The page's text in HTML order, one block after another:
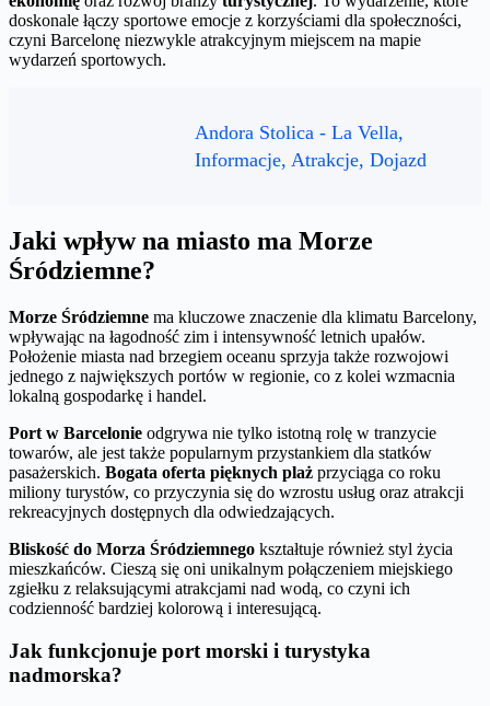
doskonale łączy sportowe emocje z korzyściami dla społeczności,
czyni Barcelonę niezwykle atrakcyjnym miejscem na mapie
wydarzeń sportowych.
Andora Stolica - La Vella,
Informacje, Atrakcje, Dojazd
Jaki wpływ na miasto ma Morze
Śródziemne?
Morze Śródziemne ma kluczowe znaczenie dla klimatu Barcelony,
wpływając na łagodność zim i intensywność letnich upałów.
Położenie miasta nad brzegiem oceanu sprzyja także rozwojowi
jednego z największych portów w regionie, co z kolei wzmacnia
lokalną gospodarkę i handel.
Port w Barcelonie odgrywa nie tylko istotną rolę w tranzycie
towarów, ale jest także popularnym przystankiem dla statków
pasażerskich. Bogata oferta pięknych plaż przyciąga co roku
miliony turystów, co przyczynia się do wzrostu usług oraz atrakcji
rekreacyjnych dostępnych dla odwiedzających.
Bliskość do Morza Śródziemnego kształtuje również styl życia
mieszkańców. Cieszą się oni unikalnym połączeniem miejskiego
zgiełku z relaksującymi atrakcjami nad wodą, co czyni ich
codzienność bardziej kolorową i interesującą.
Jak funkcjonuje port morski i turystyka
nadmorska?